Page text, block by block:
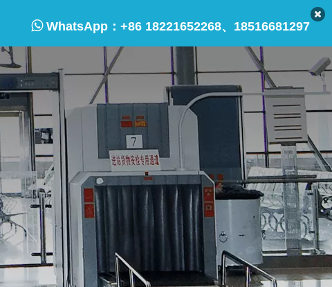
WhatsApp： +86 18221652268、18516681297